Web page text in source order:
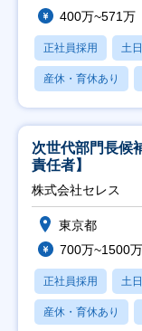
400万~571万
正社員採用 土
産休・育休あり
次世代部門長候
責任者】
株式会社セレス
東京都
700万~1500万
正社員採用 土
産休・育休あり